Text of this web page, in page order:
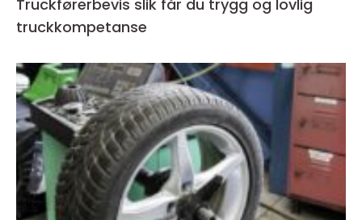
Truckførerbevis slik får du trygg og lovlig
truckkompetanse